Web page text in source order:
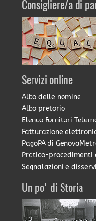
Consigliere/a di
Servizi online
Albo delle nomine
Albo pretorio
Elenco Fornitori
Fatturazione
PagoPA di
Pratico-procedimenti
Segnalazioni e
Un po' di Storia